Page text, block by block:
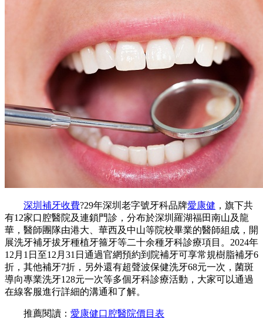
深圳補牙收費?29年深圳老字號牙科品牌愛康健 ，旗下共
有12家口腔醫院及連鎖門診，分布於深圳羅湖福田南山及龍
華，醫師團隊由港大、華西及中山等院校畢業的醫師組成，開
展洗牙補牙拔牙種植牙箍牙等二十余種牙科診療項目。2024年
12月1日至12月31日通過官網預約到院補牙可享常規樹脂補牙6
折，其他補牙7折，另外還有超聲波保健洗牙68元一次，菌斑
導向專業洗牙128元一次等多個牙科診療活動，大家可以通過
在線客服進行詳細的溝通和了解。
推薦閱讀： 愛康健口腔醫院價目表